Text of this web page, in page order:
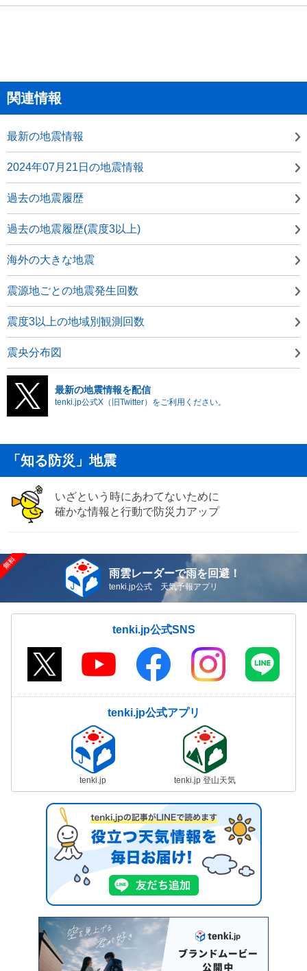
関連情報
最新の地震情報
2024年07月21日の地震情報
過去の地震履歴
過去の地震履歴(震度3以上)
海外の大きな地震
震源地ごとの地震発生回数
震度3以上の地域別観測回数
震央分布図
最新の地震情報を配信
tenki.jp公式X（旧Twitter）をご利用ください。
「知る防災」地震
いざという時にあわてないために
確かな情報と行動で防災力アップ
雨雲レーダーで雨を回避！
tenki.jp公式 天気予報アプリ
tenki.jp公式SNS
tenki.jp公式アプリ
tenki.jp tenki.jp 登山天気